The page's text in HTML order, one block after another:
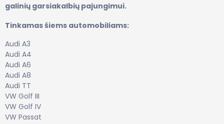
galinių garsiakalbių pajungimui.
Tinkamas šiems automobiliams:
Audi A3
Audi A4
Audi A6
Audi A8
Audi TT
VW Golf III
VW Golf IV
VW Passat